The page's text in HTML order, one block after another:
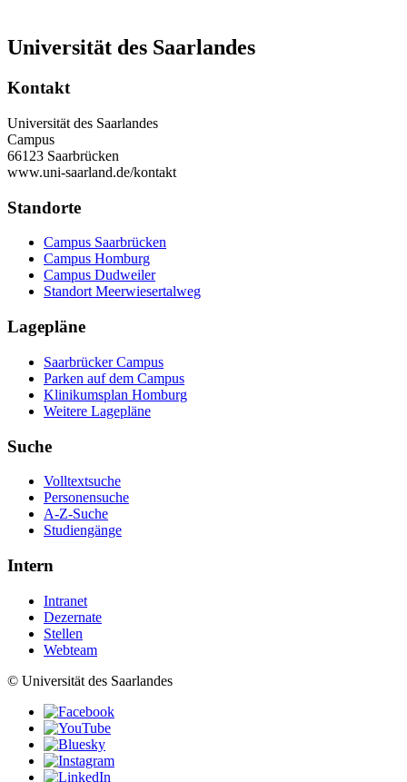
Universität des Saarlandes
Kontakt
Universität des Saarlandes
Campus
66123 Saarbrücken
www.uni-saarland.de/kontakt
Standorte
Campus Saarbrücken
Campus Homburg
Campus Dudweiler
Standort Meerwiesertalweg
Lagepläne
Saarbrücker Campus
Parken auf dem Campus
Klinikumsplan Homburg
Weitere Lagepläne
Suche
Volltextsuche
Personensuche
A-Z-Suche
Studiengänge
Intern
Intranet
Dezernate
Stellen
Webteam
© Universität des Saarlandes